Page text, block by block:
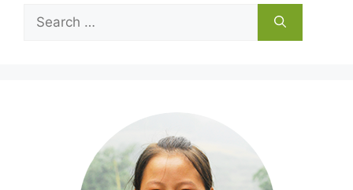
Search
for: